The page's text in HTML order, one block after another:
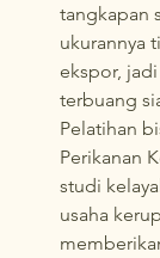
tangkapan
ukurannya
ekspor,
terbuang
Pelatihan
Perikanan
studi
usaha